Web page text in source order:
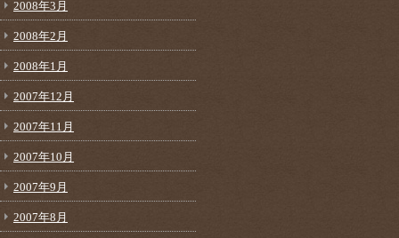
2008年3月
2008年2月
2008年1月
2007年12月
2007年11月
2007年10月
2007年9月
2007年8月